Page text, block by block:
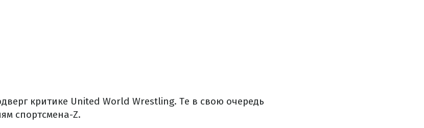
критике United World Wrestling. Те в свою очередь
спортсмена-Z.